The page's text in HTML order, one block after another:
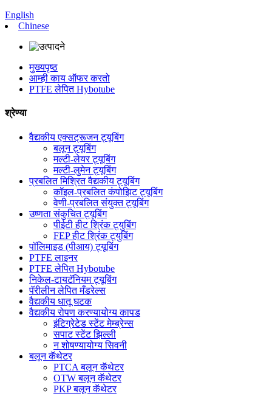
English
Chinese
मुख्यपृष्ठ
आम्ही काय ऑफर करतो
PTFE लेपित Hybotube
श्रेण्या
वैद्यकीय एक्सट्रूजन ट्यूबिंग
बलून ट्यूबिंग
मल्टी-लेयर ट्यूबिंग
मल्टी-लुमेन ट्यूबिंग
प्रबलित मिश्रित वैद्यकीय ट्यूबिंग
कॉइल-प्रबलित कंपोझिट ट्यूबिंग
वेणी-प्रबलित संयुक्त ट्यूबिंग
उष्णता संकुचित ट्यूबिंग
पीईटी हीट श्रिंक ट्युबिंग
FEP हीट श्रिंक ट्युबिंग
पॉलिमाइड (पीआय) ट्यूबिंग
PTFE लाइनर
PTFE लेपित Hybotube
निकेल-टायटॅनियम ट्यूबिंग
पॅरीलीन लेपित मँडरेल्स
वैद्यकीय धातू घटक
वैद्यकीय रोपण करण्यायोग्य कापड
इंटिग्रेटेड स्टेंट मेम्ब्रेन्स
सपाट स्टेंट झिल्ली
न शोषण्यायोग्य सिवनी
बलून कॅथेटर
PTCA बलून कॅथेटर
OTW बलून कॅथेटर
PKP बलून कॅथेटर